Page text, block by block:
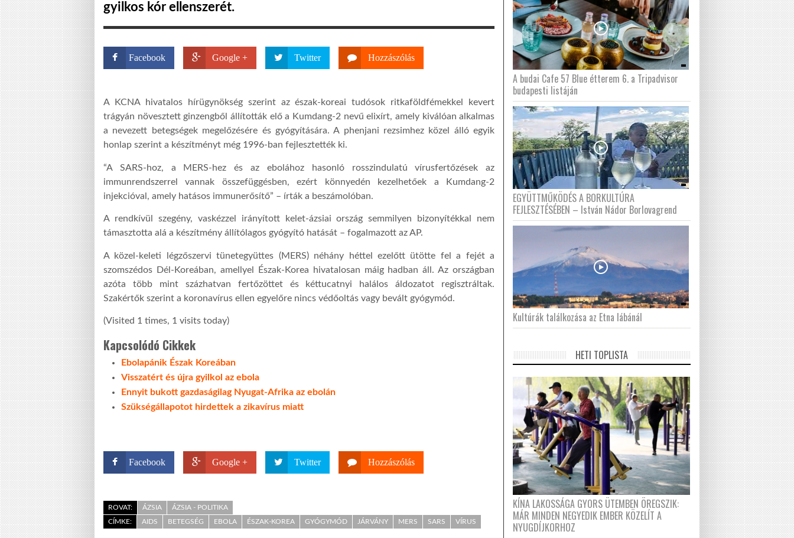
gyilkos kór ellenszerét.
Facebook Google + Twitter Hozzászólás
A KCNA hivatalos hírügynökség szerint az észak-koreai tudósok ritkaföldfémekkel kevert
trágyán növesztett ginzengből állították elő a Kumdang-2 nevű elixírt, amely kiválóan alkalmas
a nevezett betegségek megelőzésére és gyógyítására. A phenjani rezsimhez közel álló egyik
honlap szerint a készítményt még 1996-ban fejlesztették ki.
“A SARS-hoz, a MERS-hez és az ebolához hasonló rosszindulatú vírusfertőzések az
immunrendszerrel vannak összefüggésben, ezért könnyedén kezelhetőek a Kumdang-2
injekcióval, amely hatásos immunerősítő” – írták a beszámolóban.
A rendkívül szegény, vaskézzel irányított kelet-ázsiai ország semmilyen bizonyítékkal nem
támasztotta alá a készítmény állítólagos gyógyító hatását – fogalmazott az AP.
A közel-keleti légzőszervi tünetegyüttes (MERS) néhány héttel ezelőtt ütötte fel a fejét a
szomszédos Dél-Koreában, amellyel Észak-Korea hivatalosan máig hadban áll. Az országban
azóta több mint százhatvan fertőzöttet és kéttucatnyi halálos áldozatot regisztráltak.
Szakértők szerint a koronavírus ellen egyelőre nincs védőoltás vagy bevált gyógymód.
(Visited 1 times, 1 visits today)
Kapcsolódó Cikkek
Ebolapánik Észak Koreában
Visszatért és újra gyilkol az ebola
Ennyit bukott gazdaságilag Nyugat-Afrika az ebolán
Szükségállapotot hirdettek a zikavírus miatt
Facebook Google + Twitter Hozzászólás
ROVAT: ÁZSIA
ÁZSIA - POLITIKA
CÍMKE:
AIDS BETEGSÉG EBOLA ÉSZAK-KOREA GYÓGYMÓD JÁRVÁNY MERS SARS VÍRUS
A budai Cafe 57 Blue étterem 6. a Tripadvisor
budapesti listáján
EGYÜTTMŰKÖDÉS A BORKULTÚRA
FEJLESZTÉSÉBEN – István Nádor Borlovagrend
Kultúrák találkozása az Etna lábánál
HETI TOPLISTA
KÍNA LAKOSSÁGA GYORS ÜTEMBEN ÖREGSZIK:
MÁR MINDEN NEGYEDIK EMBER KÖZELÍT A
NYUGDÍJKORHOZ